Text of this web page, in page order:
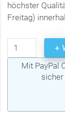
höchster
Freitag)
+
Mit PayPal
sicher